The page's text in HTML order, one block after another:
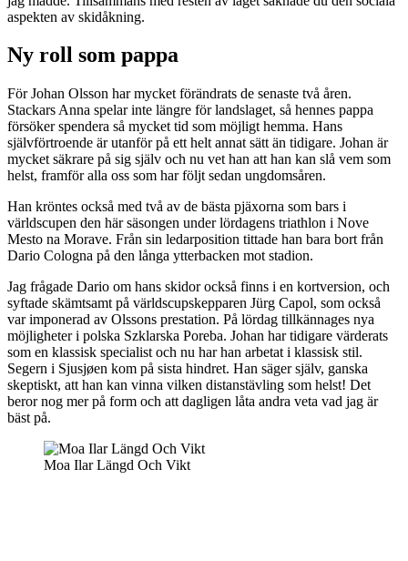
aspekten av skidåkning.
Ny roll som pappa
För Johan Olsson har mycket förändrats de senaste två åren.
Stackars Anna spelar inte längre för landslaget, så hennes pappa
försöker spendera så mycket tid som möjligt hemma. Hans
självförtroende är utanför på ett helt annat sätt än tidigare. Johan är
mycket säkrare på sig själv och nu vet han att han kan slå vem som
helst, framför alla oss som har följt sedan ungdomsåren.
Han kröntes också med två av de bästa pjäxorna som bars i
världscupen den här säsongen under lördagens triathlon i Nove
Mesto na Morave. Från sin ledarposition tittade han bara bort från
Dario Cologna på den långa ytterbacken mot stadion.
Jag frågade Dario om hans skidor också finns i en kortversion, och
syftade skämtsamt på världscupskepparen Jürg Capol, som också
var imponerad av Olssons prestation. På lördag tillkännages nya
möjligheter i polska Szklarska Poreba. Johan har tidigare värderats
som en klassisk specialist och nu har han arbetat i klassisk stil.
Segern i Sjusjøen kom på sista hindret. Han säger själv, ganska
skeptiskt, att han kan vinna vilken distanstävling som helst! Det
beror nog mer på form och att dagligen låta andra veta vad jag är
bäst på.
Moa Ilar Längd Och Vikt